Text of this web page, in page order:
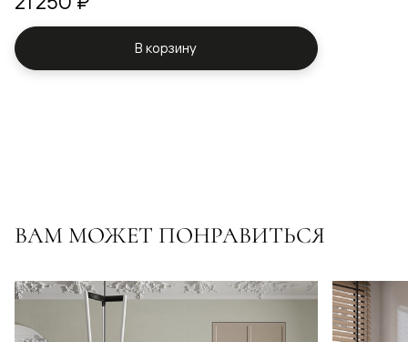
В корзину
ВАМ МОЖЕТ ПОНРАВИТЬСЯ